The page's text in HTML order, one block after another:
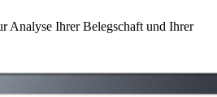
Analyse Ihrer Belegschaft und Ihrer